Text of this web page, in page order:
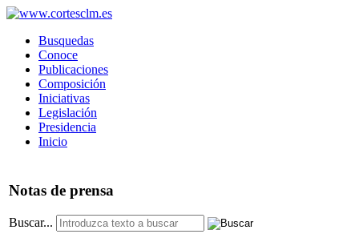
Busquedas
Conoce
Publicaciones
Composición
Iniciativas
Legislación
Presidencia
Inicio
Notas de prensa
Buscar...